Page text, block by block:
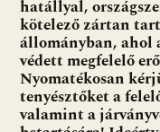
hatállyal,
kötelező zártan
állományban, ahol
védett megfelelő
Nyomatékosan
tenyésztőket a
valamint a